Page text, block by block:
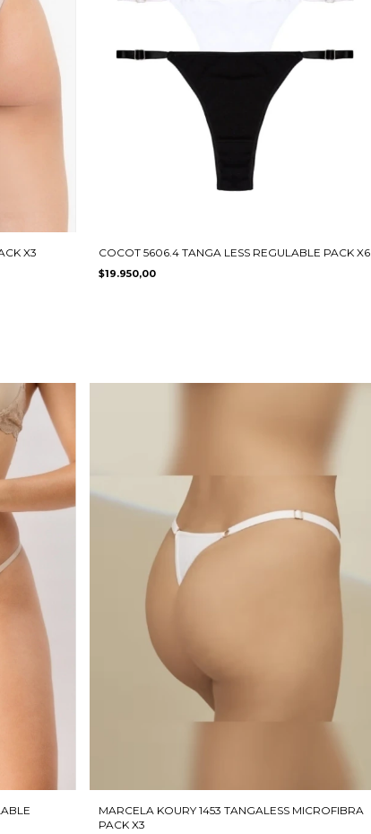
X3 COCOT 5606.4 TANGA LESS REGULABLE PACK X6
$19.950,00
MARCELA KOURY 1453 TANGALESS MICROFIBRA
PACK X3